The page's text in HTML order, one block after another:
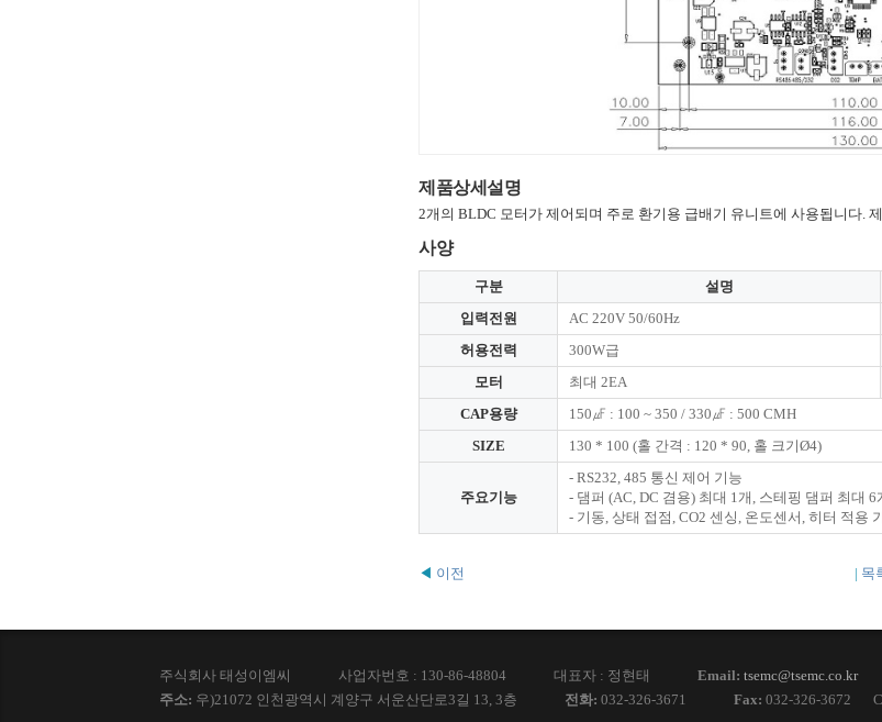
제품상세설명
2개의 BLDC 모터가 제어되며 주로 환기용 급배기 유니트에 사용됩니다.
사양
구분 설명
입력전원
AC 220V 50/60Hz
허용전력
300W급
모터
최대 2EA
CAP용량
150㎌ : 100 ~ 350 / 330㎌ : 500 CMH
SIZE
130 * 100 (홀 간격 : 120 * 90, 홀 크기Ø4)
주요기능
- RS232, 485 통신 제어 기능
- 댐퍼 (AC, DC 겸용) 최대 1개, 스테핑 댐퍼 최대 6
- 기동, 상태 접점, CO2 센싱, 온도센서, 히터 적용
◀ 이전 | 목
주식회사 태성이엠씨 사업자번호 : 130-86-48804 대표자 : 정현태 Email: tsemc@tsemc.co.kr
주소: 우)21072 인천광역시 계양구 서운산단로3길 13, 3층 전화: 032-326-3671‬ Fax: 032-326-3672